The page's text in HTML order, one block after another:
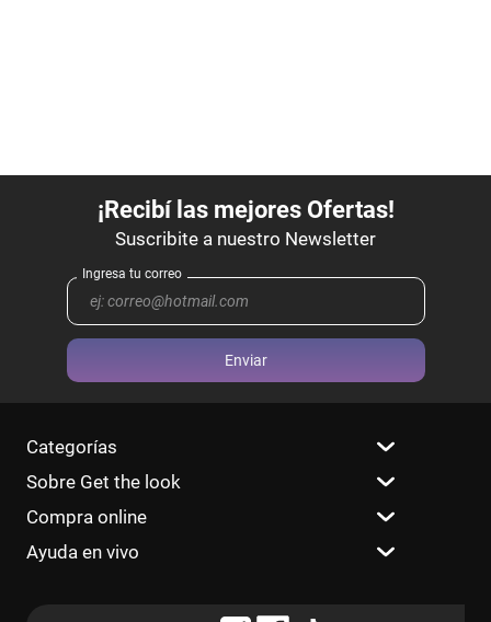
Enviar
Categorías
Sobre Get the look
Compra online
Ayuda en vivo